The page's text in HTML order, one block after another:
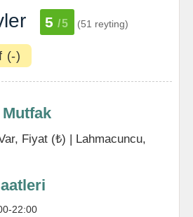
5 /5 (51 reyting)
(-)
Fiyat (₺) | Lahmacuncu,
22:00